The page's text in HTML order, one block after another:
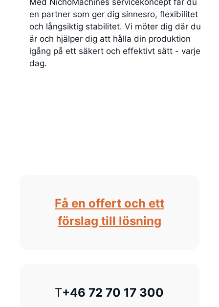
en partner som ger dig sinnesro, flexibilitet
och långsiktig stabilitet. Vi möter dig där du
är och hjälper dig att hålla din produktion
igång på ett säkert och effektivt sätt - varje
dag.
Få en offert och ett
förslag till lösning
T+46 72 70 17 300